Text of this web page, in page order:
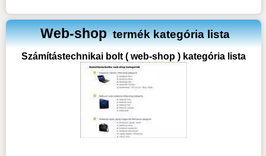
Web-shop termék kategória lista
Számítástechnikai bolt ( web-shop ) kategória lista